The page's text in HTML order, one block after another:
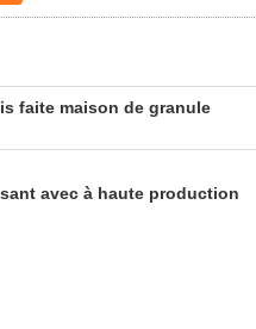
faite maison de granule
avec à haute production